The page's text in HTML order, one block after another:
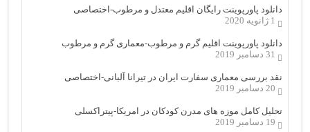
دانلود پاورپوینت رایگان اقلیم معتدل و مرطوب-اختصاصی
1 ژانویه 2020
دانلود پاورپوینت اقلیم گرم و مرطوب-معماری گرم و مرطوب
31 دسامبر 2019
نقد بررسی معماری سفارت ایران در تیرانا آلبانی-اختصاصی
20 دسامبر 2019
تحلیل کامل موزه های مدرن کودکان در امریکا-پیتراکسلی
19 دسامبر 2019